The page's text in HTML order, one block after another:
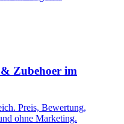
Zubehoer im
Preis, Bewertung,
ohne Marketing.